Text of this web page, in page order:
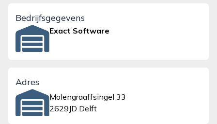
Bedrijfsgegevens
Exact Software
Adres
Molengraaffsingel 33
2629JD Delft